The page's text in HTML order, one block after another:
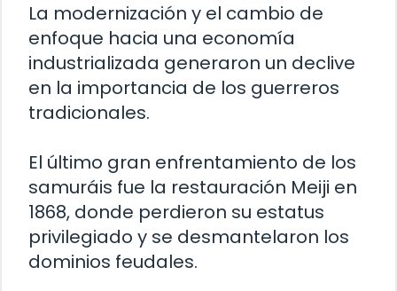
La modernización y el cambio de
enfoque hacia una economía
industrializada generaron un declive
en la importancia de los guerreros
tradicionales.
El último gran enfrentamiento de los
samuráis fue la restauración Meiji en
1868, donde perdieron su estatus
privilegiado y se desmantelaron los
dominios feudales.